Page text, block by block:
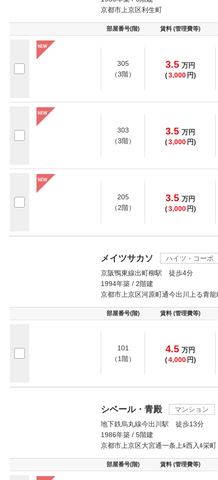
京都市上京区利生町
部屋番号(階) 賃料 (管理費等)
305
（3階）
3.5 万円
(3,000 円)
303
（3階）
3.5 万円
(3,000 円)
205
（2階）
3.5 万円
(3,000 円)
メイツサカソ
ハイツ・コーポ
京阪鴨東線出町柳駅 徒歩4分
1994年築 / 2階建
京都市上京区河原町通今出川上る青龍
部屋番号(階) 賃料 (管理費等)
101
（1階）
4.5 万円
(4,000 円)
シベール・青殿
マンション
地下鉄烏丸線今出川駅 徒歩13分
1986年築 / 5階建
京都市上京区大宮通一条上ﾙ西入ﾙ栄町
部屋番号(階) 賃料 (管理費等)